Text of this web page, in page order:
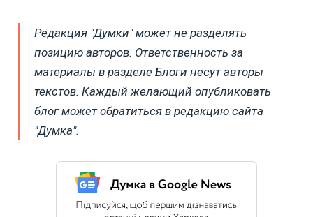
Редакция "Думки" может не разделять
позицию авторов. Ответственность за
материалы в разделе Блоги несут авторы
текстов. Каждый желающий опубликовать
блог может обратиться в редакцию сайта
"Думка".